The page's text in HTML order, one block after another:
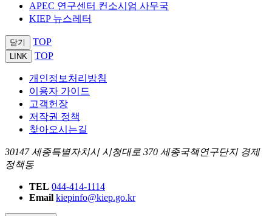
APEC 연구센터 컨소시엄 사무국
KIEP 뉴스레터
닫기 TOP
LINK TOP
개인정보처리방침
이용자 가이드
고객헌장
저작권 정책
찾아오시는길
30147 세종특별자치시 시청대로 370 세종국책연구단지 경제
정책동
TEL 044-414-1114
Email kiepinfo@kiep.go.kr